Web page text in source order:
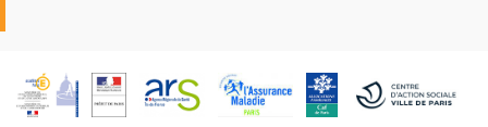
Nos
partenaires